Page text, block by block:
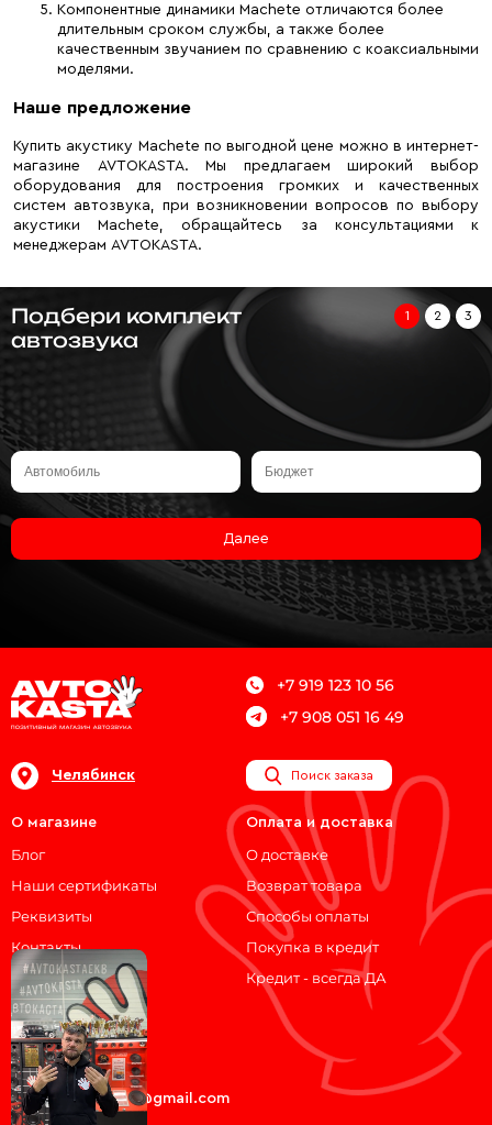
Компонентные динамики Machete отличаются более
длительным сроком службы, а также более
качественным звучанием по сравнению с коаксиальными
моделями.
Наше предложение
Купить акустику Machete по выгодной цене можно в интернет-
магазине AVTOKASTA. Мы предлагаем широкий выбор
оборудования для построения громких и качественных
систем автозвука, при возникновении вопросов по выбору
акустики Machete, обращайтесь за консультациями к
менеджерам AVTOKASTA.
Подбери комплект
автозвука
1 2 3
Далее
+7 919 123 10 56
+7 908 051 16 49
Челябинск Поиск заказа
О магазине
Блог
Наши сертификаты
Реквизиты
Контакты
Оплата и доставка
О доставке
Возврат товара
Способы оплаты
Покупка в кредит
Кредит - всегда ДА
Мы на связи!
ВКонтакте
Telegram
avtokasta74@gmail.com